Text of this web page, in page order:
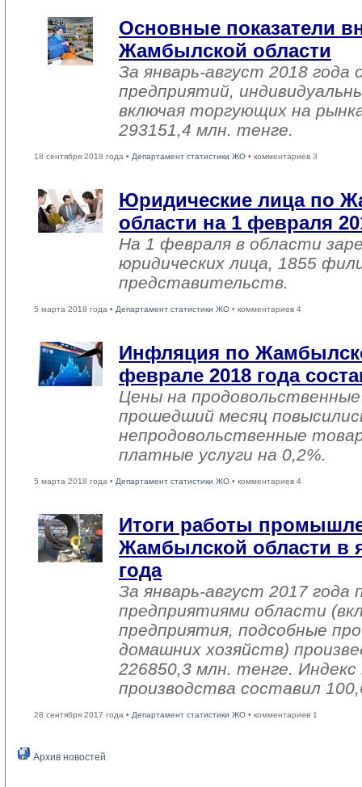
Основные показатели
Жамбылской области
За январь-август 2018
предприятий,
включая торгующих на
293151,4 млн. тенге.
18 сентября 2018 года • Департамент статистики ЖО • комментариев 3
Юридические лица по
области на 1 февраля
На 1 февраля в области
юридических лица, 1855
представительств.
5 марта 2018 года • Департамент статистики ЖО • комментариев 4
Инфляция по
феврале 2018 года
Цены на
прошедший месяц
непродовольственные
платные услуги на 0,2%.
5 марта 2018 года • Департамент статистики ЖО • комментариев 4
Итоги работы
Жамбылской области в
года
За январь-август 2017
предприятиями области
предприятия, подсобные
домашних хозяйств)
226850,3 млн. тенге.
производства составил
28 сентября 2017 года • Департамент статистики ЖО • комментариев 1
Архив новостей